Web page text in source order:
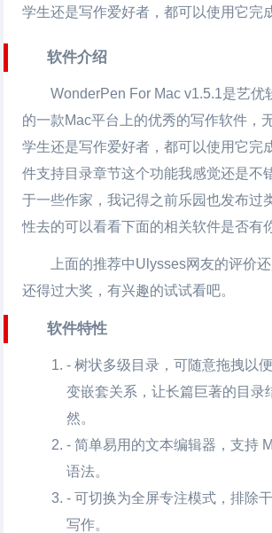
学生还是写作爱好者，都可以使用它完
软件介绍
WonderPen For Mac v1.5.1是艺优
的一款Mac平台上的优秀的写作软件，
学生还是写作爱好者，都可以使用它完
件支持目录章节这个功能我感觉还是不
于一些作家，我记得之前乐园也发布过
性去的可以看看下面的相关软件是否有
上面的推荐中Ulysses网友的评价
还得过大奖，有兴趣的试试看吧。
软件特性
- 树状多级目录，可随意拖拽以
变嵌套关系，让长篇巨著的目录
然。
- 简单易用的文本编辑器，支持
语法。
- 可切换为全屏专注模式，排除
写作。